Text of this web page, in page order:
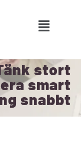
stort
smart
snabbt